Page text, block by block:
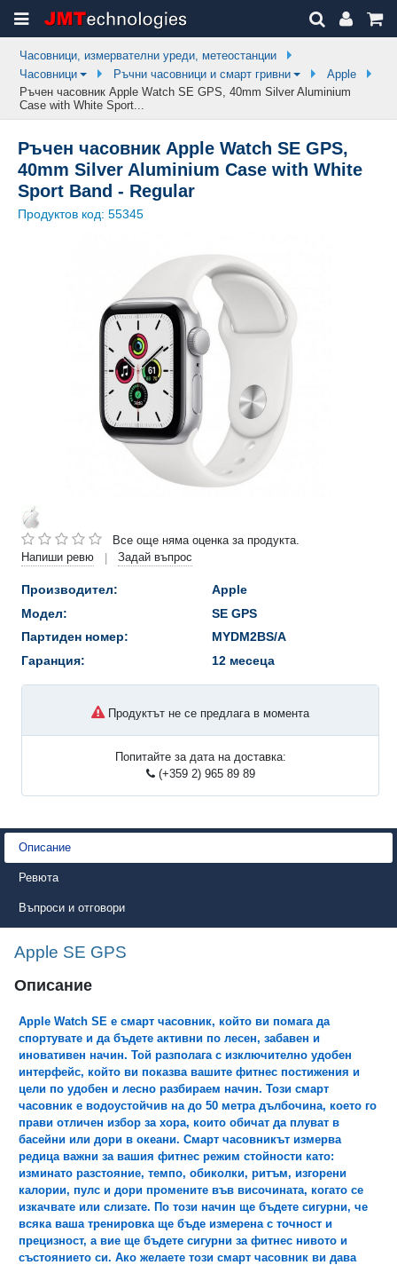
Часовници, измервателни уреди, метеостанции
Часовници
Ръчни часовници и смарт гривни
Apple
Ръчен часовник Apple Watch SE GPS, 40mm Silver Aluminium
Case with White Sport...
Ръчен часовник Apple Watch SE GPS,
40mm Silver Aluminium Case with White
Sport Band - Regular
Продуктов код: 55345
Все още няма оценка за продукта.
Напиши ревю
| Задай въпрос
Производител:
Apple
Модел:
SE GPS
Партиден номер:
MYDM2BS/A
Гаранция:
12 месеца
Продуктът не се предлага в момента
Попитайте за дата на доставка:
(+359 2) 965 89 89
Описание
Ревюта
Въпроси и отговори
Apple SE GPS
Описание
Apple Watch SE е смарт часовник, който ви помага да
спортувате и да бъдете активни по лесен, забавен и
иновативен начин. Той разполага с изключително удобен
интерфейс, който ви показва вашите фитнес постижения и
цели по удобен и лесно разбираем начин. Този смарт
часовник е водоустойчив на до 50 метра дълбочина, което го
прави отличен избор за хора, които обичат да плуват в
басейни или дори в океани. Смарт часовникът измерва
редица важни за вашия фитнес режим стойности като:
изминато разстояние, темпо, обиколки, ритъм, изгорени
калории, пулс и дори промените във височината, когато се
изкачвате или слизате. По този начин ще бъдете сигурни, че
всяка ваша тренировка ще бъде измерена с точност и
прецизност, а вие ще бъдете сигурни за фитнес нивото и
състоянието си. Ако желаете този смарт часовник ви дава